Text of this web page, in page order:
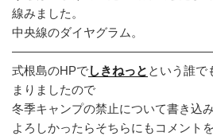
線みました。
中央線のダイヤグラム。
式根島のHPでしきねっと という誰で
まりましたので
冬季キャンプの禁止について書き込
よろしかったらそちらにもコメント